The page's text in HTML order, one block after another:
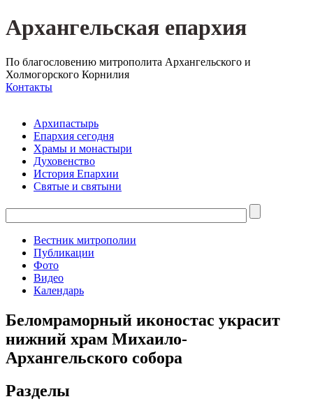
Архангельская епархия
По благословению митрополита Архангельского и
Холмогорского Корнилия
Контакты
Архипастырь
Епархия сегодня
Храмы и монастыри
Духовенство
История Епархии
Святые и святыни
Вестник митрополии
Публикации
Фото
Видео
Календарь
Беломраморный иконостас украсит
нижний храм Михаило-
Архангельского собора
Разделы